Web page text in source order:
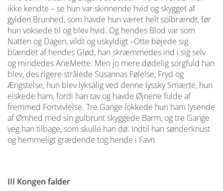
ikke kendte – se hun var skinnende hvid og skygget af
gylden Brunhed, som havde hun været helt solbrændt, før
hun voksede til og blev hvid. Og hendes Blod var som
Natten og Dagen, vildt og uskyldigt –Otte bøjede sig
blændet af hendes Glød, han skræmmedes ind i sig selv
og mindedes AneMette. Men jo mere dødelig sorgfuld han
blev, des rigere strålede Susannas Følelse, Fryd og
Ængstelse, hun blev lyksalig ved denne lyssky Smærte, hun
elskede ham, fordi han tav og havde Øjnene fulde af
fremmed Fortvivlelse. Tre Gange lokkede hun ham lysende
af Ømhed med sin gulbrunt skyggede Barm, og tre Gange
veg han tilbage, som skulle han dø. Indtil han sønderknust
og hemmeligt grædende tog hende i Favn
III Kongen falder